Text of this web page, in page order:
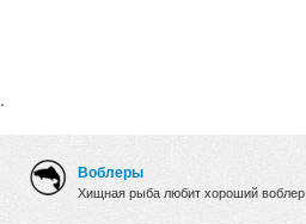
.
Воблеры
Хищная рыба любит хороший воблер